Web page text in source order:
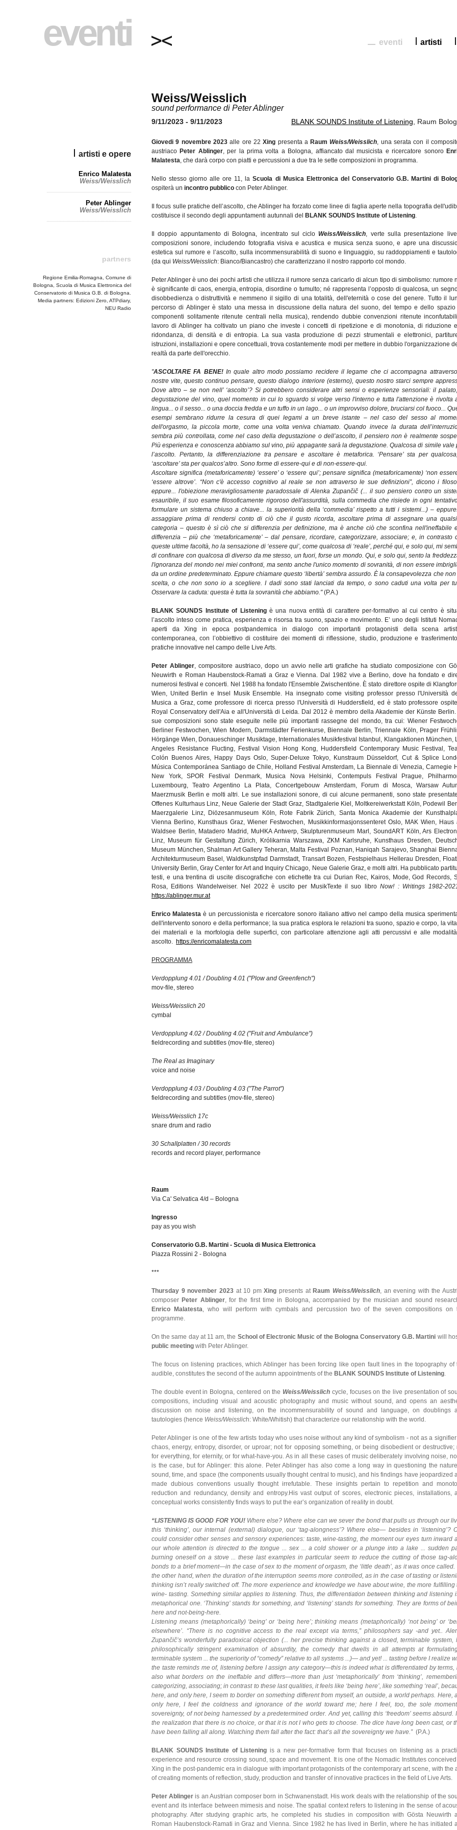
eventi artisti
eventi
artisti e opere
Enrico Malatesta
Weiss/Weisslich
Peter Ablinger
Weiss/Weisslich
partners
Regione Emilia-Romagna, Comune di
Bologna, Scuola di Musica Elettronica del
Conservatorio di Musica G.B. di Bologna.
Media partners: Edizioni Zero, ATPdiary,
NEU Radio
Weiss/Weisslich
sound performance di Peter Ablinger
9/11/2023 - 9/11/2023 BLANK SOUNDS Institute of Listening , Raum
Giovedi 9 novembre 2023alle ore 22Xing presenta a Raum Weiss/Weisslich, una serata con il
austriaco Peter Ablinger, per la prima volta a Bologna, affiancato dal musicista e ricercatore sonoro
Malatesta, che darà corpo con piatti e percussioni a due tra le sette composizioni in programma.
Nello stesso giorno alle ore 11, laScuola di Musica Elettronica del Conservatorio G.B. Martini di
ospiterà un incontro pubblico con Peter Ablinger.
Il focus sulle pratiche dell’ascolto, che Ablinger ha forzato come linee di faglia aperte nella topografia
costituisce il secondo degli appuntamenti autunnali del
BLANK SOUNDS Institute of Listening.
Il doppio appuntamento di Bologna, incentrato sul ciclo Weiss/Weisslich, verte sulla presentazione
composizioni sonore, includendo fotografia visiva e acustica e musica senza suono, e apre una
estetica sul rumore e l’ascolto, sulla incommensurabilità di suono e linguaggio, su raddoppiamenti e
(da qui Weiss/Weisslich: Bianco/Biancastro) che caratterizzano il nostro rapporto col mondo.
Peter Ablinger è uno dei pochi artisti che utilizza il rumore senza caricarlo di alcun tipo di simbolismo: rumore
è significante di caos, energia, entropia, disordine o tumulto; né rappresenta l’opposto di qualcosa, un
disobbedienza o distruttività e nemmeno il sigillo di una totalità, dell'eternità o cose del genere. Tutto il
percorso di Ablinger è stato una messa in discussione della natura del suono, del tempo e dello spazio
componenti solitamente ritenute centrali nella musica), rendendo dubbie convenzioni ritenute
lavoro di Ablinger ha coltivato un piano che investe i concetti di ripetizione e di monotonia, di riduzione
ridondanza, di densità e di entropia. La sua vasta produzione di pezzi strumentali e elettronici,
istruzioni, installazioni e opere concettuali, trova costantemente modi per mettere in dubbio l'organizzazione
realtà da parte dell'orecchio.
"ASCOLTARE FA BENE! In quale altro modo possiamo recidere il legame che ci accompagna
nostre vite, questo continuo pensare, questo dialogo interiore (esterno), questo nostro starci sempre
Dove altro – se non nell’ ‘ascolto’? Si potrebbero considerare altri sensi o esperienze sensoriali: il
degustazione del vino, quel momento in cui lo sguardo si volge verso l'interno e tutta l'attenzione è rivolta
lingua... o il sesso... o una doccia fredda e un tuffo in un lago... o un improvviso dolore, bruciarsi col fuoco...
esempi sembrano ridurre la cesura di quei legami a un breve istante – nel caso del sesso al
dell'orgasmo, la piccola morte, come una volta veniva chiamato. Quando invece la durata
sembra più controllata, come nel caso della degustazione o dell’ascolto, il pensiero non è realmente
Più esperienza e conoscenza abbiamo sul vino, più appagante sarà la degustazione. Qualcosa di simile vale
l’ascolto. Pertanto, la differenziazione tra pensare e ascoltare è metaforica. ‘Pensare’ sta per
‘ascoltare’ sta per qualcos’altro. Sono forme di essere-qui e di non-essere-qui.
Ascoltare significa (metaforicamente) ‘essere’ o ‘essere qui’; pensare significa (metaforicamente) ‘non
‘essere altrove’. “Non c'è accesso cognitivo al reale se non attraverso le sue definizioni”, dicono i
eppure... l'obiezione meravigliosamente paradossale di Alenka Zupančič (... il suo pensiero contro un
esauribile, il suo esame filosoficamente rigoroso dell'assurdità, sulla commedia che risiede in ogni
formulare un sistema chiuso a chiave... la superiorità della ‘commedia’ rispetto a tutti i sistemi...) –
assaggiare prima di rendersi conto di ciò che il gusto ricorda, ascoltare prima di assegnare una
categoria – questo è sì ciò che si differenzia per definizione, ma è anche ciò che sconfina nell'ineffabile
differenzia – più che ‘metaforicamente’ – dal pensare, ricordare, categorizzare, associare; e, in contrasto
queste ultime facoltà, ho la sensazione di ‘essere qui’, come qualcosa di ‘reale’, perché qui, e solo qui, mi
di confinare con qualcosa di diverso da me stesso, un fuori, forse un mondo. Qui, e solo qui, sento la
l'ignoranza del mondo nei miei confronti, ma sento anche l'unico momento di sovranità, di non essere
da un ordine predeterminato. Eppure chiamare questo ‘libertà’ sembra assurdo. È la consapevolezza che non
scelta, o che non sono io a scegliere. I dadi sono stati lanciati da tempo, o sono caduti una volta per
Osservare la caduta: questa è tutta la sovranità che abbiamo."(P.A.)
BLANK SOUNDS Institute of Listeningè una nuova entità di carattere per-formativo al cui centro è
l’ascolto inteso come pratica, esperienza e risorsa tra suono, spazio e movimento. E’ uno degli Istituti
aperti da Xing in epoca postpandemica in dialogo con importanti protagonisti della scena
contemporanea, con l’obbiettivo di costituire dei momenti di riflessione, studio, produzione e
pratiche innovative nel campo delle Live Arts.
Peter Ablinger, compositore austriaco, dopo un avvio nelle arti grafiche ha studiato composizione con
Neuwirth e Roman Haubenstock-Ramati a Graz e Vienna. Dal 1982 vive a Berlino, dove ha fondato e
numerosi festival e concerti. Nel 1988 ha fondato l'Ensemble Zwischentöne. È stato direttore ospite di
Wien, United Berlin e Insel Musik Ensemble. Ha insegnato come visiting professor presso l'Università
Musica a Graz, come professore di ricerca presso l'Università di Huddersfield, ed è stato professore
Royal Conservatory dell'Aia e all'Università di Leida. Dal 2012 è membro della Akademie der Künste Berlin.
sue composizioni sono state eseguite nelle più importanti rassegne del mondo, tra cui: Wiener
Berliner Festwochen, Wien Modern, Darmstädter Ferienkurse, Biennale Berlin, Triennale Köln, Prager
Hörgänge Wien, Donaueschinger Musiktage, Internationales Musikfestival Istanbul, Klangaktionen München,
Angeles Resistance Flucting, Festival Vision Hong Kong, Huddersfield Contemporary Music Festival,
Colón Buenos Aires, Happy Days Oslo, Super‐Deluxe Tokyo, Kunstraum Düsseldorf, Cut & Splice
Música Contemporánea Santiago de Chile, Holland Festival Amsterdam, La Biennale di Venezia, Carnegie
New York, SPOR Festival Denmark, Musica Nova Helsinki, Contempuls Festival Prague,
Luxembourg, Teatro Argentino La Plata, Concertgebouw Amsterdam, Forum di Mosca, Warsaw
Maerzmusik Berlin e molti altri. Le sue installazioni sonore, di cui alcune permanenti, sono state
Offenes Kulturhaus Linz, Neue Galerie der Stadt Graz, Stadtgalerie Kiel, Moltkereiwerkstatt Köln, Podewil
Maerzgalerie Linz, Diözesanmuseum Köln, Rote Fabrik Zürich, Santa Monica Akademie der
Vienna Berlino, Kunsthaus Graz, Wiener Festwochen, Musikkinformasjonssenteret Oslo, MAK Wien, Haus
Waldsee Berlin, Matadero Madrid, MuHKA Antwerp, Skulpturenmuseum Marl, SoundART Köln, Ars
Linz, Museum für Gestaltung Zürich, Królikarnia Warszawa, ZKM Karlsruhe, Kunsthaus Dresden,
Museum München, Shalman Art Gallery Teheran, Malta Festival Poznan, Haniqah Sarajevo, Shanghai
Architekturmuseum Basel, Waldkunstpfad Darmstadt, Transart Bozen, Festspielhaus Hellerau Dresden,
University Berlin, Gray Center for Art and Inquiry Chicago, Neue Galerie Graz, e molti altri. Ha pubblicato
testi, e una trentina di uscite discografiche con etichette tra cui Durian Rec, Kairos, Mode, God Records,
Rosa, Editions Wandelweiser. Nel 2022 è uscito per MusikTexte il suo libroNow! : Writings 1982-
https://ablinger.mur.at
Enrico Malatesta è un percussionista e ricercatore sonoro italiano attivo nel campo della musica
dell'intervento sonoro e della performance; la sua pratica esplora le relazioni tra suono, spazio e corpo, la
dei materiali e la morfologia delle superfici, con particolare attenzione agli atti percussivi e alle
ascolto. https://enricomalatesta.com
PROGRAMMA
Verdopplung 4.01 / Doubling 4.01 ("Plow and Greenfench")
mov-file, stereo
Weiss/Weisslich 20
cymbal
Verdopplung 4.02 / Doubling 4.02 ("Fruit and Ambulance")
fieldrecording and subtitles (mov-file, stereo)
The Real as Imaginary
voice and noise
Verdopplung 4.03 / Doubling 4.03 ("The Parrot")
fieldrecording and subtitles (mov-file, stereo)
Weiss/Weisslich 17c
snare drum and radio
30 Schallplatten / 30 records
records and record player, performance
Raum
Via Ca' Selvatica 4/d – Bologna
Ingresso
pay as you wish
Conservatorio G.B. Martini - Scuola di Musica Elettronica
Piazza Rossini 2 - Bologna
***
Thursday 9 november 2023 at 10 pmXing presents at Raum Weiss/Weisslich, an evening with the
composer Peter Ablinger, for the first time in Bologna, accompanied by the musician and sound
Enrico Malatesta, who will perform with cymbals and percussion two of the seven compositions on
programme.
On the same day at 11 am, the School of Electronic Music of the Bologna Conservatory G.B. Martini will
public meeting with Peter Ablinger.
The focus on listening practices, which Ablinger has been forcing like open fault lines in the topography of
audible, constitutes the second of the autumn appointments of the BLANK SOUNDS Institute of Listening.
The double event in Bologna, centered on the Weiss/Weisslich cycle, focuses on the live presentation of
compositions, including visual and acoustic photography and music without sound, and opens an
discussion on noise and listening, on the incommensurability of sound and language, on doublings
tautologies (hence Weiss/Weisslich: White/Whitish) that characterize our relationship with the world.
Peter Ablinger is one of the few artists today who uses noise without any kind of symbolism - not as a
chaos, energy, entropy, disorder, or uproar; not for opposing something, or being disobedient or destructive;
for everything, for eternity, or for what-have-you. As in all these cases of music deliberately involving noise,
is the case, but for Ablinger: this alone. Peter Ablinger has also come a long way in questioning the
sound, time, and space (the components usually thought central to music), and his findings have jeopardized
made dubious conventions usually thought irrefutable. These insights pertain to repetition and
reduction and redundancy, density and entropy.His vast output of scores, electronic pieces, installations,
conceptual works consistently finds ways to put the ear’s organization of reality in doubt.
“LISTENING IS GOOD FOR YOU! Where else? Where else can we sever the bond that pulls us through our
this ‘thinking’, our internal (external) dialogue, our ‘tag-alongness’? Where else— besides in ‘listening’?
could consider other senses and sensory experiences: taste, wine-tasting, the moment our eyes turn inward
our whole attention is directed to the tongue ... sex ... a cold shower or a plunge into a lake ... sudden
burning oneself on a stove ... these last examples in particular seem to reduce the cutting of those tag-
bonds to a brief moment—in the case of sex to the moment of orgasm, the ‘little death’, as it was once called.
the other hand, when the duration of the interruption seems more controlled, as in the case of tasting or
thinking isn’t really switched off. The more experience and knowledge we have about wine, the more fulfilling
wine- tasting. Something similar applies to listening. Thus, the differentiation between thinking and listening
metaphorical one. ‘Thinking’ stands for something, and ‘listening’ stands for something. They are forms of
here and not-being-here.
Listening means (metaphorically) ‘being’ or ‘being here’; thinking means (metaphorically) ‘not being’ or
elsewhere’. “There is no cognitive access to the real except via terms,” philosophers say -and yet..
Zupančič’s wonderfully paradoxical objection (... her precise thinking against a closed, terminable system,
philosophically stringent examination of absurdity, the comedy that dwells in all attempts at
terminable system ... the superiority of “comedy” relative to all systems ...)— and yet! ... tasting before I realize
the taste reminds me of, listening before I assign any category—this is indeed what is differentiated by terms,
also what borders on the ineffable and differs—more than just ‘metaphorically’ from ‘thinking’,
categorizing, associating; in contrast to these last qualities, it feels like ‘being here’, like something ‘real’,
here, and only here, I seem to border on something different from myself, an outside, a world perhaps. Here,
only here, I feel the coldness and ignorance of the world toward me; here I feel, too, the sole
sovereignty, of not being harnessed by a predetermined order. And yet, calling this ‘freedom’ seems absurd.
the realization that there is no choice, or that it is not I who gets to choose. The dice have long been cast, or
have been falling all along. Watching them fall after the fact: that’s all the sovereignty we have.” (P.A.)
BLANK SOUNDS Institute of Listening is a new per-formative form that focuses on listening as a
experience and resource crossing sound, space and movement. It is one of the Nomadic Institutes
Xing in the post-pandemic era in dialogue with important protagonists of the contemporary art scene, with the
of creating moments of reflection, study, production and transfer of innovative practices in the field of Live Arts.
Peter Ablingeris an Austrian composer born in Schwanenstadt. His work deals with the relationship of the
event and its interface between mimesis and noise. The spatial context refers to listening in the sense of
photography. After studying graphic arts, he completed his studies in composition with Gösta Neuwirth
Roman Haubenstock-Ramati in Graz and Vienna. Since 1982 he has lived in Berlin, where he has initiated